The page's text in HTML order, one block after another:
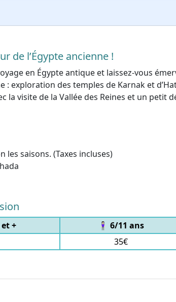
de l’Égypte ancienne !
en Égypte antique et laissez-vous
: exploration des temples de Karnak et
la visite de la Vallée des Reines et un petit
les saisons. (Taxes incluses)
et + 🧍🏻‍♀️ 6/11 ans
35€